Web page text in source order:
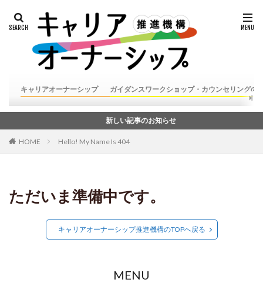
キャリアオーナーシップ ガイダンスワークショップ・カウンセリングの
新しい記事のお知らせ
HOME Hello! My Name Is 404
ただいま準備中です。
キャリアオーナーシップ推進機構のTOPへ戻る
MENU